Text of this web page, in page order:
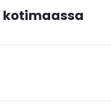
kotimaassa